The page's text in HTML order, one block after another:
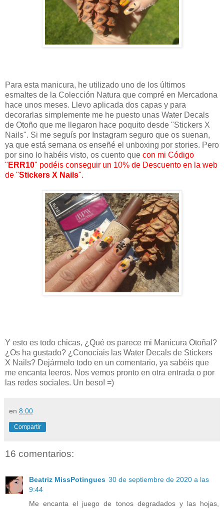
Para esta manicura, he utilizado uno de los últimos
esmaltes de la Colección Natura que compré en Mercadona
hace unos meses. Llevo aplicada dos capas y para
decorarlas simplemente me he puesto unas Water Decals
de Otoño que me llegaron hace poquito desde "Stickers X
Nails". Si me seguís por Instagram seguro que os suenan,
ya que está semana os enseñé el unboxing por stories. Pero
por sino lo habéis visto, os cuento que con mi Código
" ERR10" podéis conseguir un 10% de Descuento en la web
de "Stickers X Nails".
Y esto es todo chicas, ¿Qué os parece mi Manicura Otoñal?
¿Os ha gustado? ¿Conocíais las Water Decals de Stickers
X Nails? Dejármelo todo en un comentario, ya sabéis que
me encanta leeros. Nos vemos pronto en otra entrada o por
las redes sociales. Un beso! =)
en 8:00
Compartir
16 comentarios:
Beatriz MissPotingues 30 de septiembre de 2020 a las
9:44
Me encanta el juego de tonos degradados y las hojas,